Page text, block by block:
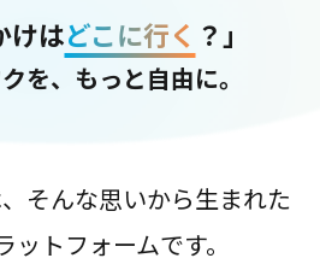
けはどこに行く ？」
を、もっと自由に。
、そんな思いから生まれた
ットフォームです。